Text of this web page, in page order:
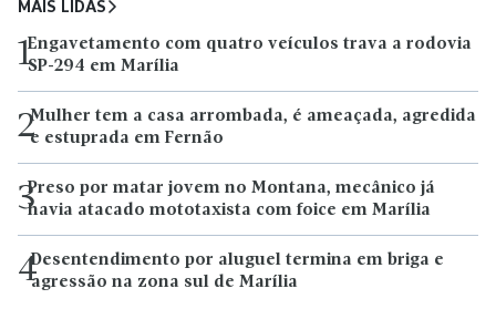
MAIS LIDAS
1Engavetamento com quatro veículos trava a rodovia
SP-294 em Marília
2Mulher tem a casa arrombada, é ameaçada, agredida
e estuprada em Fernão
3Preso por matar jovem no Montana, mecânico já
havia atacado mototaxista com foice em Marília
4Desentendimento por aluguel termina em briga e
agressão na zona sul de Marília